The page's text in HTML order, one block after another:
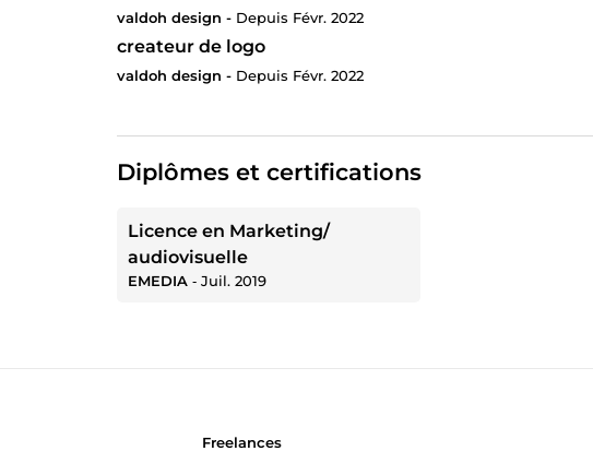
valdoh design - Depuis Févr. 2022
createur de logo
valdoh design - Depuis Févr. 2022
Diplômes et certifications
Licence en Marketing/
audiovisuelle
EMEDIA ‐ Juil. 2019
Freelances